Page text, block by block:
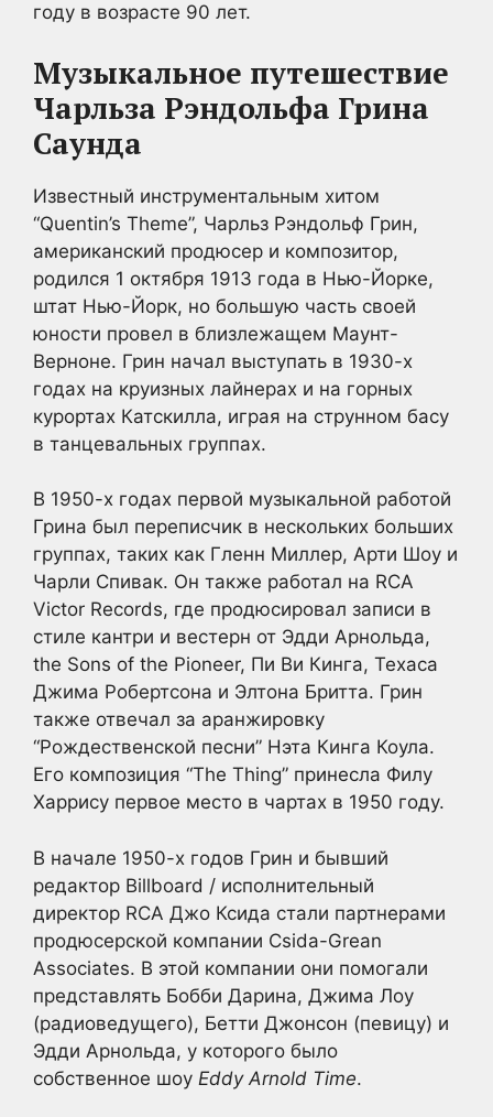
году в возрасте 90 лет.
Музыкальное путешествие
Чарльза Рэндольфа Грина
Саунда
Известный инструментальным хитом
“Quentin’s Theme”, Чарльз Рэндольф Грин,
американский продюсер и композитор,
родился 1 октября 1913 года в Нью-Йорке,
штат Нью-Йорк, но большую часть своей
юности провел в близлежащем Маунт-
Верноне. Грин начал выступать в 1930-х
годах на круизных лайнерах и на горных
курортах Катскилла, играя на струнном басу
в танцевальных группах.
В 1950-х годах первой музыкальной работой
Грина был переписчик в нескольких больших
группах, таких как Гленн Миллер, Арти Шоу и
Чарли Спивак. Он также работал на RCA
Victor Records, где продюсировал записи в
стиле кантри и вестерн от Эдди Арнольда,
the Sons of the Pioneer, Пи Ви Кинга, Техаса
Джима Робертсона и Элтона Бритта. Грин
также отвечал за аранжировку
“Рождественской песни” Нэта Кинга Коула.
Его композиция “The Thing” принесла Филу
Харрису первое место в чартах в 1950 году.
В начале 1950-х годов Грин и бывший
редактор Billboard / исполнительный
директор RCA Джо Ксида стали партнерами
продюсерской компании Csida-Grean
Associates. В этой компании они помогали
представлять Бобби Дарина, Джима Лоу
(радиоведущего), Бетти Джонсон (певицу) и
Эдди Арнольда, у которого было
собственное шоу Eddy Arnold Time.